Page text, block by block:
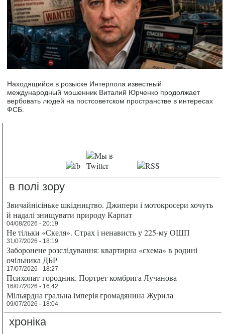
Находящийся в розыске Интерпола известный
международный мошенник Виталий Юрченко продолжает
вербовать людей на постсоветском пространстве в интересах
ФСБ.
в полі зору
Звичайнісіньке шкідництво. Джипери і мотокросери хочуть
й надалі знищувати природу Карпат
04/08/2026 - 20:19
Не тільки «Скеля». Страх і ненависть у 225-му ОШП
31/07/2026 - 18:19
Заборонене розслідування: квартирна «схема» в родині
очільника ДБР
17/07/2026 - 18:27
Психопат-городник. Портрет комбрига Лучанова
16/07/2026 - 16:42
Мільярдна гральна імперія громадянина Журила
09/07/2026 - 18:04
хроніка